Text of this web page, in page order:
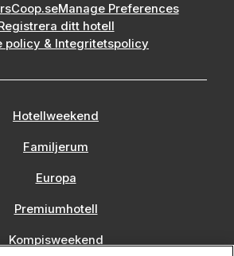
Coop.seManage Preferences
ditt hotell
policy & Integritetspolicy
Hotellweekend
Familjerum
Europa
Premiumhotell
Kompisweekend